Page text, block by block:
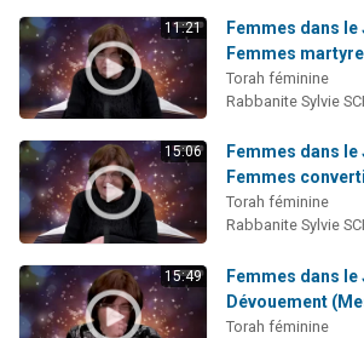
11:21
Femmes dans
Femmes
Torah féminine
Rabbanite Sylvie
15:06
Femmes dans
Femmes
Torah féminine
Rabbanite Sylvie
15:49
Femmes dans
Dévouement
Torah féminine